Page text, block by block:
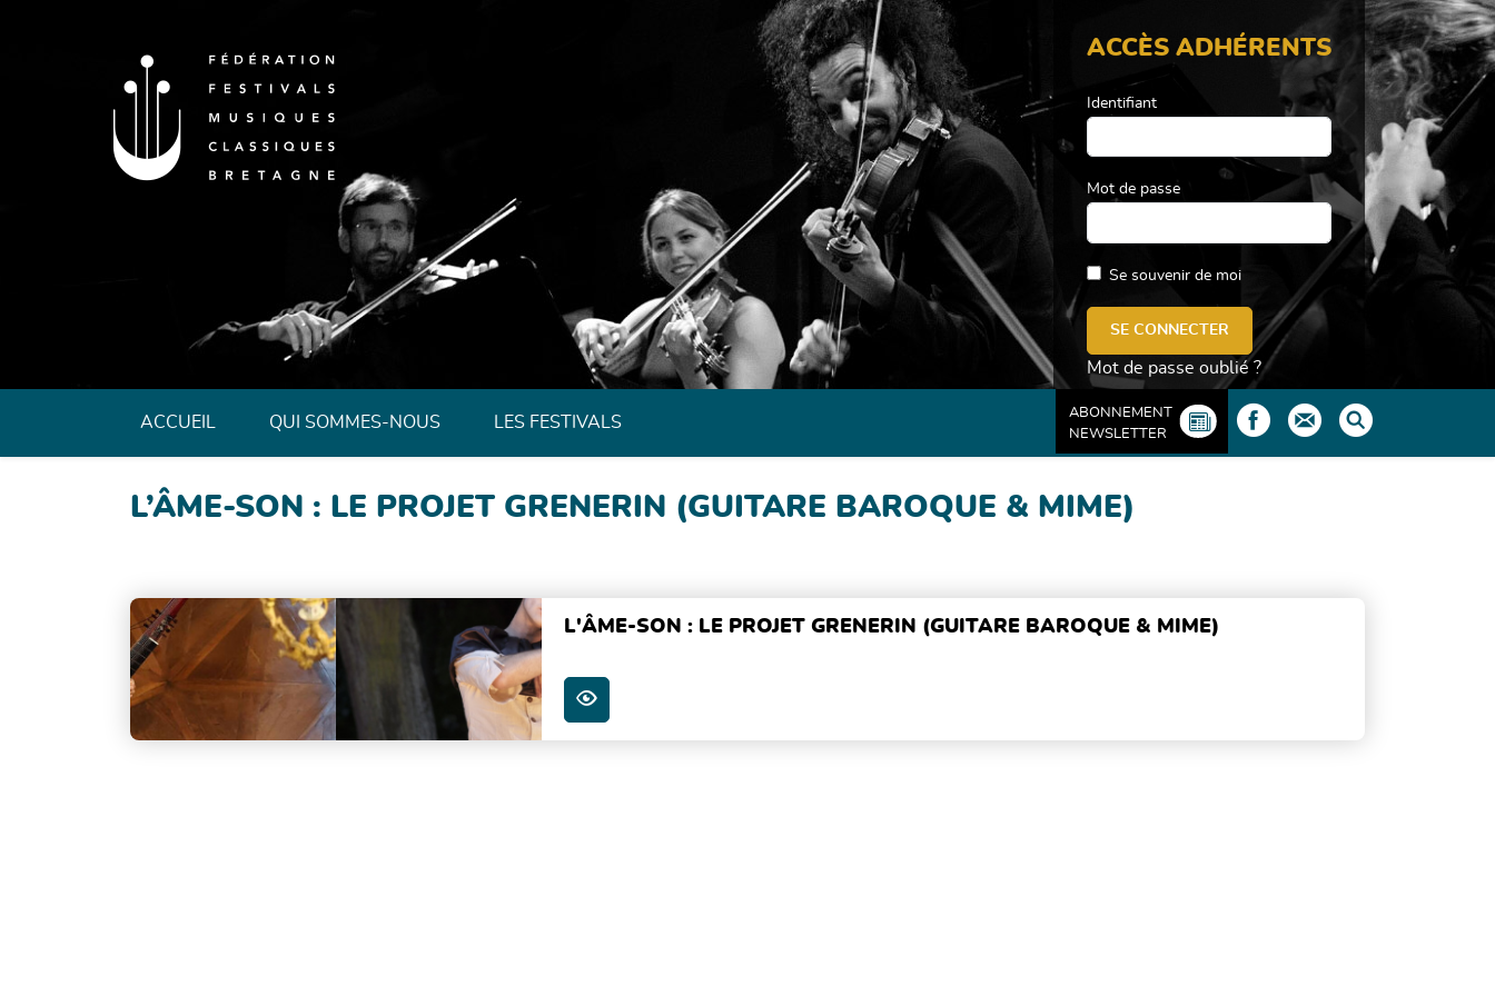
Fédération des Festivals de Musique Classique de Bretagne
ACCUEIL QUI SOMMES-NOUS LES FESTIVALS
ABONNEMENT
NEWSLETTER
ACCÈS ADHÉRENTS
Identifiant
Mot de passe
Se souvenir de moi
Mot de passe oublié ?
L’ÂME-SON : LE PROJET GRENERIN (GUITARE BAROQUE & MIME)
L'ÂME-SON : LE PROJET GRENERIN (GUITARE BAROQUE & MIME)